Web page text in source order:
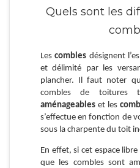
Quels sont les
Lescombles désignent
et délimité par les
plancher. Il faut noter
combles de
aménageables et les
s’effectue en fonction de
sous la charpente du toit
En effet, si cet espace libre
que les combles sont